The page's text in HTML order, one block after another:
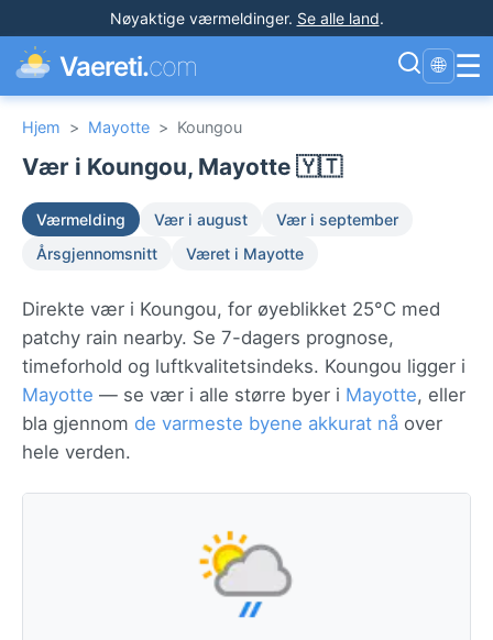
Nøyaktige værmeldinger. Se alle land.
Vaereti.com 🌐 ☰
Hjem > Mayotte > Koungou
Vær i Koungou, Mayotte 🇾🇹
Værmelding Vær i august
Vær i september
Årsgjennomsnitt
Været i Mayotte
Direkte vær i Koungou, for øyeblikket 25°C med
patchy rain nearby. Se 7-dagers prognose,
timeforhold og luftkvalitetsindeks. Koungou ligger i
Mayotte — se vær i alle større byer i Mayotte, eller
bla gjennom de varmeste byene akkurat nå over
hele verden.